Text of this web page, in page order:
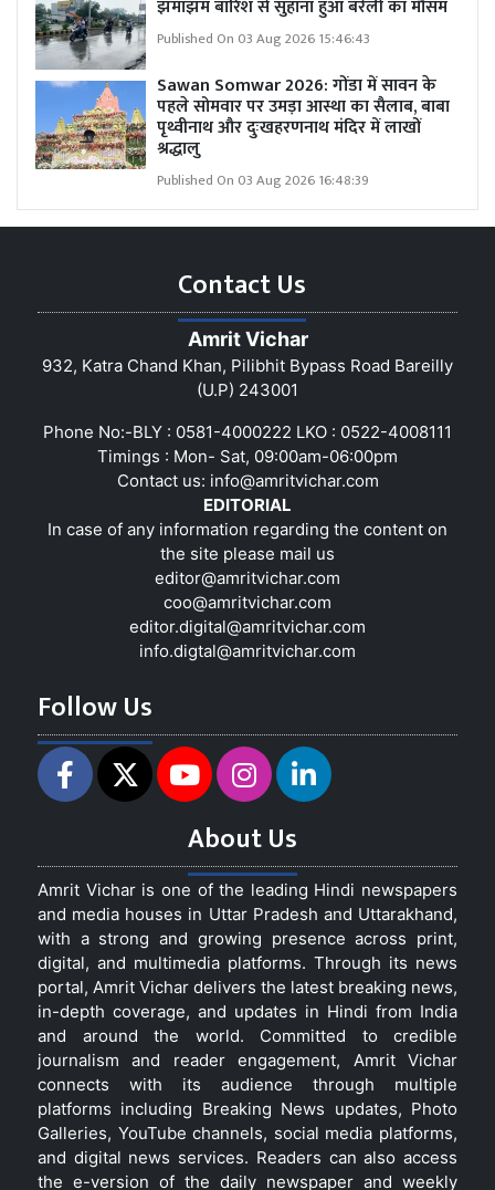
झमाझम बारिश से सुहाना हुआ बरेली का मौसम
Published On 03 Aug 2026 15:46:43
Sawan Somwar 2026: गोंडा में सावन के
पहले सोमवार पर उमड़ा आस्था का सैलाब, बाबा
पृथ्वीनाथ और दुःखहरणनाथ मंदिर में लाखों
श्रद्धालु
Published On 03 Aug 2026 16:48:39
Contact Us
Amrit Vichar
932, Katra Chand Khan, Pilibhit Bypass Road Bareilly
(U.P) 243001
Phone No:-BLY : 0581-4000222 LKO : 0522-4008111
Timings : Mon- Sat, 09:00am-06:00pm
Contact us: info@amritvichar.com
EDITORIAL
In case of any information regarding the content on
the site please mail us
editor@amritvichar.com
coo@amritvichar.com
editor.digital@amritvichar.com
info.digtal@amritvichar.com
Follow Us
About Us
Amrit Vichar is one of the leading Hindi newspapers
and media houses in Uttar Pradesh and Uttarakhand,
with a strong and growing presence across print,
digital, and multimedia platforms. Through its news
portal, Amrit Vichar delivers the latest breaking news,
in-depth coverage, and updates in Hindi from India
and around the world. Committed to credible
journalism and reader engagement, Amrit Vichar
connects with its audience through multiple
platforms including Breaking News updates, Photo
Galleries, YouTube channels, social media platforms,
and digital news services. Readers can also access
the e-version of the daily newspaper and weekly